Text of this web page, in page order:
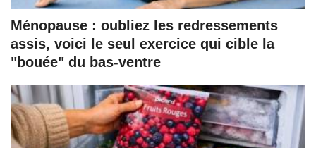
Ménopause : oubliez les redressements
assis, voici le seul exercice qui cible la
"bouée" du bas-ventre